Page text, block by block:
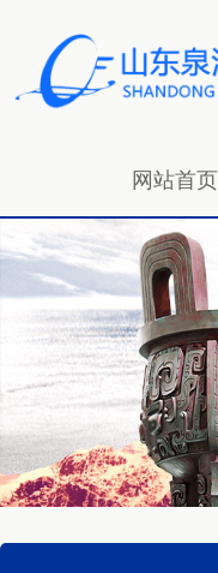
网站首页
招贤纳士